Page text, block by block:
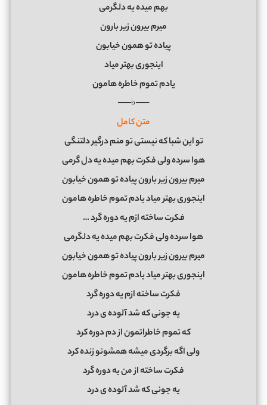
ﺑﻬﻢ ﻣﻴﺪه ﻳﻪ دﻟﮕﺮﻣﻰ
ﻣﻴﺮم ﺑﻴﺮون زﻳﺮ ﺑﺎرون
ﭘﻴﺎده ﺗﻮ ﻫﻤﻮن ﺧﻴﺎﺑﻮن
اﻳﻨﺠﻮری ﺑﻬﺘﺮ ﻣﻴﺎد
ﻳﺎدم ﺗﻤﻮم ﺧﺎﻃﺮه ﻫﺎﻣﻮن
──♭──
متن کامل
تو این شبا که نیستی تو منم درگیر دلتنگی
هوا سرده ولی فکرت بهم میده یه دل گرمی
میرم بیرون زیر بارون پیاده تو همون خیابون
اینجوری بهتر میاد یادم تموم خاطره هامون
فکرت ساخته ازم یه دوره گرد …
ﻫﻮا ﺳﺮده وﻟﻰ ﻓﻜﺮت ﺑﻬﻢ ﻣﻴﺪه ﻳﻪ دﻟﮕﺮﻣﻰ
ﻣﻴﺮم ﺑﻴﺮون زﻳﺮ ﺑﺎرون ﭘﻴﺎده ﺗﻮ ﻫﻤﻮن ﺧﻴﺎﺑﻮن
اﻳﻨﺠﻮری ﺑﻬﺘﺮ ﻣﻴﺎد ﻳﺎدم ﺗﻤﻮم ﺧﺎﻃﺮه ﻫﺎﻣﻮن
فکرت ساخته ازم یه دوره گرد
یه جونی که شد آلوده ی درد
که تموم خاطراتمون از دم دوره کرد
ولی اگه برگردی میشه همشونو زنده کرد
فکرت ساخته از من یه دوره گرد
یه جونی که شد آلوده ی درد